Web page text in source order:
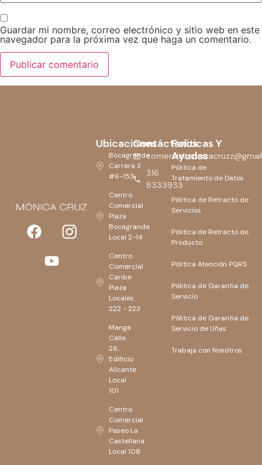
Guardar mi nombre, correo electrónico y sitio web en este
navegador para la próxima vez que haga un comentario.
Contáctanos
316
8333933
Ubicaciones
Bocagrande
Carrera 3
#6-153
Centro
Comercial
Plaza
Bocagrande
Local 2-14
Centro
Comercial
Caribe
Plaza
Locales
222 - 223
Manga
Calle
26,
Edificio
Alicante
Local
101
Centro
Comercial
Paseo La
Castellana
Local 108
Politicas Y
Ayudas
Pólitica de
Tratamiento de Datos
Pólitica de Retracto de
Servicios
Pólitica de Retracto de
Producto
Pólitica Atención PQRS
Pólitica de Garantia de
Servicio
Pólitica de Garantia de
Servicio de Uñas
Trabaja con Nosotros